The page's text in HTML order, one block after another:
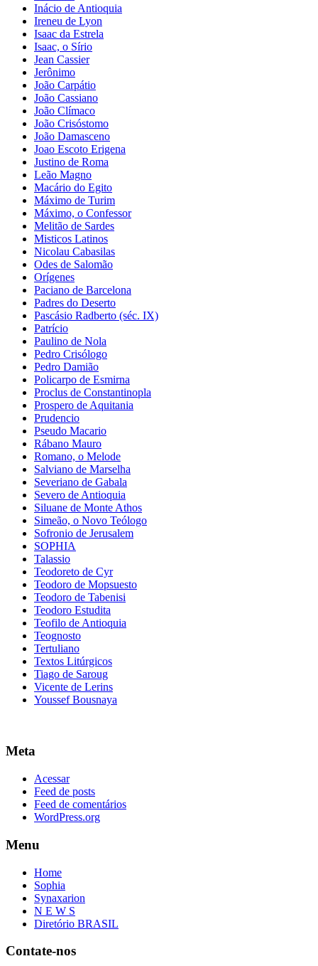
Inácio de Antioquia
Ireneu de Lyon
Isaac da Estrela
Isaac, o Sírio
Jean Cassier
Jerônimo
João Carpátio
João Cassiano
João Clímaco
João Crisóstomo
João Damasceno
Joao Escoto Erigena
Justino de Roma
Leão Magno
Macário do Egito
Máximo de Turim
Máximo, o Confessor
Melitão de Sardes
Misticos Latinos
Nicolau Cabasilas
Odes de Salomão
Orígenes
Paciano de Barcelona
Padres do Deserto
Pascásio Radberto (séc. IX)
Patrício
Paulino de Nola
Pedro Crisólogo
Pedro Damião
Policarpo de Esmirna
Proclus de Constantinopla
Prospero de Aquitania
Prudencio
Pseudo Macario
Rábano Mauro
Romano, o Melode
Salviano de Marselha
Severiano de Gabala
Severo de Antioquia
Siluane de Monte Athos
Simeão, o Novo Teólogo
Sofronio de Jerusalem
SOPHIA
Talassio
Teodoreto de Cyr
Teodoro de Mopsuesto
Teodoro de Tabenisi
Teodoro Estudita
Teofilo de Antioquia
Teognosto
Tertuliano
Textos Litúrgicos
Tiago de Saroug
Vicente de Lerins
Youssef Bousnaya
Meta
Acessar
Feed de posts
Feed de comentários
WordPress.org
Menu
Home
Sophia
Synaxarion
N E W S
Diretório BRASIL
Contate-nos